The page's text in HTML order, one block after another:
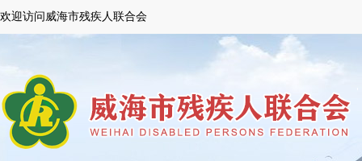
欢迎访问威海市残疾人联合会